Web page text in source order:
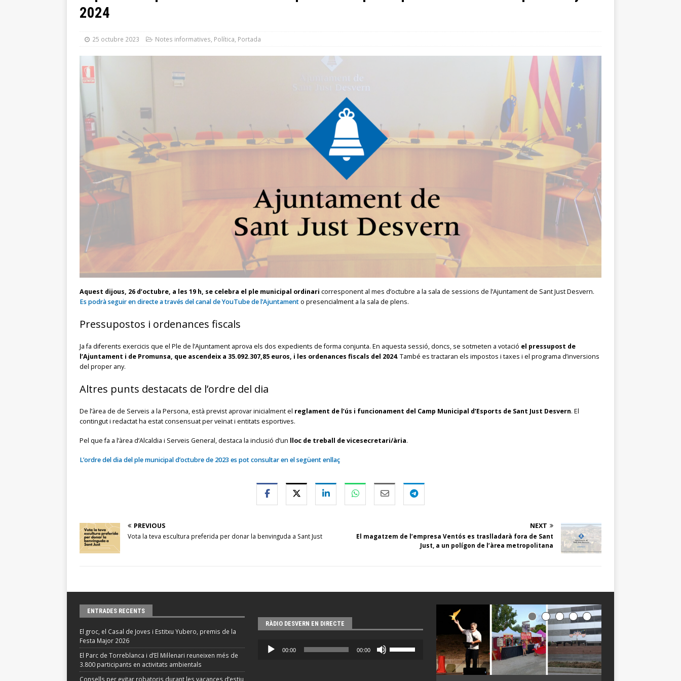
Afectacions de trànsit amb motiu de la Festa Major
[ 23 juliol 2026 ]
Guarneix el teu balcó i participa en el concurs de Festa Major
El nou Pla Local de Seguretat Viària avança cap a una mobilitat més segura
[ 22 juliol 2026 ]
Sant Just ret homenatge al mestre Leonardo Balada amb un acte de
reconeixement i un concert
Prevenir les arbovirosis: petits gestos per evitar la proliferació dels
[ 5 agost 2026 ]
El groc, el Casal de Joves i Estitxu Yubero, premis de la Festa Major 2026
2024
25 octubre 2023 Notes informatives, Política, Portada
Aquest dijous, 26 d’octubre, a les 19 h, se celebra el ple municipal ordinari corresponent al mes d’octubre a la sala de sessions de l’Ajuntament de Sant Just Desvern.
Es podrà seguir en directe a través del canal de YouTube de l’Ajuntamento presencialment a la sala de plens.
Pressupostos i ordenances fiscals
Ja fa diferents exercicis que el Ple de l’Ajuntament aprova els dos expedients de forma conjunta. En aquesta sessió, doncs, se sotmeten a votació el pressupost de
l’Ajuntament i de Promunsa, que ascendeix a 35.092.307,85 euros, i les ordenances fiscals del 2024. També es tractaran els impostos i taxes i el programa d’inversions
del proper any.
Altres punts destacats de l’ordre del dia
De l’àrea de de Serveis a la Persona, està previst aprovar inicialment el reglament de l’ús i funcionament del Camp Municipal d’Esports de Sant Just Desvern. El
contingut i redactat ha estat consensuat per veïnat i entitats esportives.
Pel que fa a l’àrea d’Alcaldia i Serveis General, destaca la inclusió d’un lloc de treball de vicesecretari/ària.
L’ordre del dia del ple municipal d’octubre de 2023 es pot consultar en el següent enllaç
PREVIOUS
Vota la teva escultura preferida per donar la benvinguda a Sant Just
NEXT
El magatzem de l’empresa Ventós es traslladarà fora de Sant
Just, a un polígon de l’àrea metropolitana
ENTRADES RECENTS
El groc, el Casal de Joves i Estitxu Yubero, premis de la
Festa Major 2026
El Parc de Torreblanca i d’El Mil·lenari reuneixen més de
3.800 participants en activitats ambientals
Consells per evitar robatoris durant les vacances d’estiu
RÀDIO DESVERN EN DIRECTE
Reproductor
d'àudio
00:00 00:00
servir